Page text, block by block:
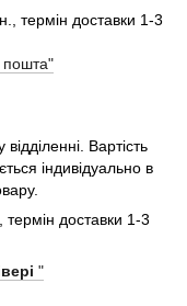
термін доставки 1-3
пошта"
Вартість
індивідуально в
термін доставки 1-3
"